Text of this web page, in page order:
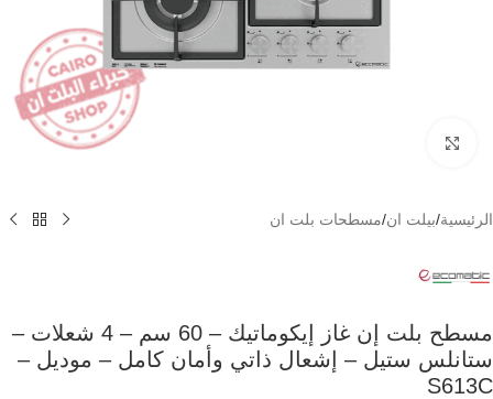
الرئيسية/بيلت ان/مسطحات بلت ان
مسطح بلت إن غاز إيكوماتيك – 60 سم – 4 شعلات –
ستانلس ستيل – إشعال ذاتي وأمان كامل – موديل –
S613C